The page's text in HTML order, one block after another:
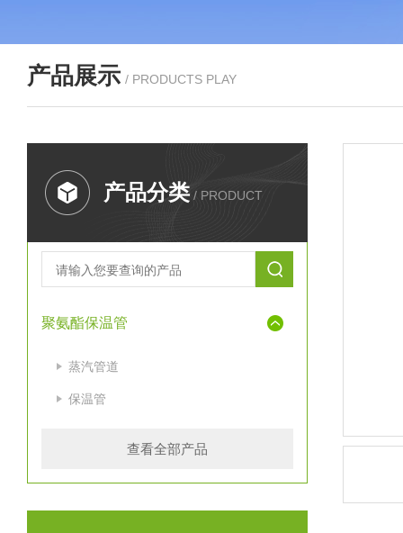
产品展示 / PRODUCTS PLAY
产品分类 / PRODUCT
聚氨酯保温管
蒸汽管道
保温管
查看全部产品